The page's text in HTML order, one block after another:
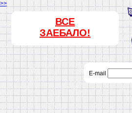
>>
ВСЕ
ЗАЕБАЛО!
E-mail